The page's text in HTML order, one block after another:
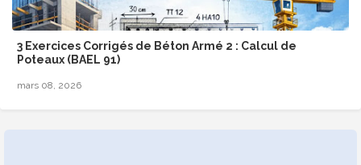
3 Exercices Corrigés de Béton Armé 2 : Calcul de
Poteaux (BAEL 91)
mars 08, 2026